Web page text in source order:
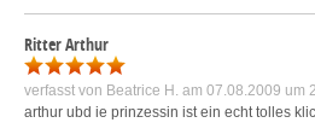
Ritter Arthur
verfasst von Beatrice H. am 07.08.2009 um
arthur ubd ie prinzessin ist ein echt tolles